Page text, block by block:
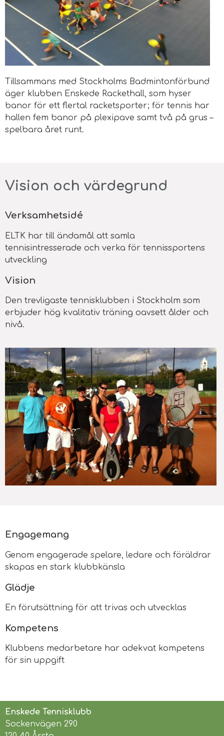
Tillsammans med Stockholms Badmintonförbund
äger klubben Enskede Rackethall, som hyser
banor för ett flertal racketsporter; för tennis har
hallen fem banor på plexipave samt två på grus –
spelbara året runt.
Vision och värdegrund
Verksamhetsidé
ELTK har till ändamål att samla
tennisintresserade och verka för tennissportens
utveckling
Vision
Den trevligaste tennisklubben i Stockholm som
erbjuder hög kvalitativ träning oavsett ålder och
nivå.
Engagemang
Genom engagerade spelare, ledare och föräldrar
skapas en stark klubbkänsla
Glädje
En förutsättning för att trivas och utvecklas
Kompetens
Klubbens medarbetare har adekvat kompetens
för sin uppgift
Enskede Tennisklubb
Sockenvägen 290